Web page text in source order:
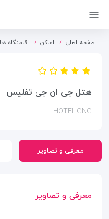
صفحه اصلی اماکن اقامتگاه ها
هتل جی ان جی تفلیس
HOTEL GNG
معرفی و تصاویر
معرفی و تصاویر